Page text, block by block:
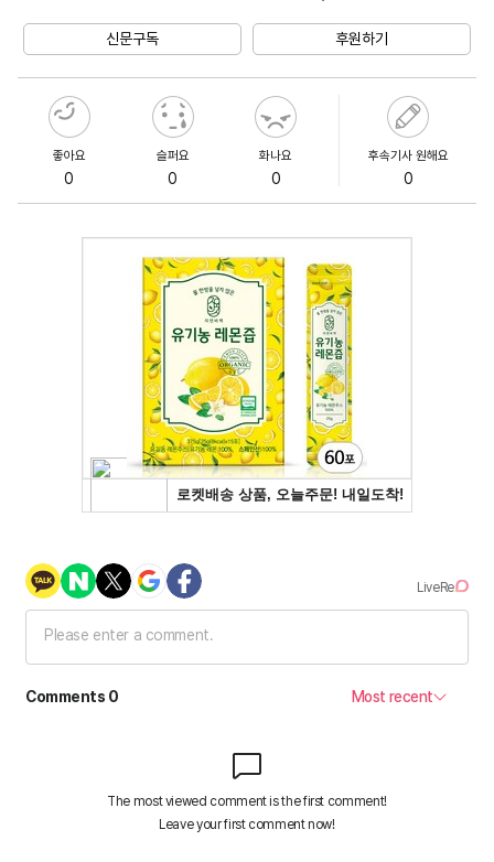
신문구독 후원하기
좋아요
0
슬퍼요
0
화나요
0
후속기사 원해요
0